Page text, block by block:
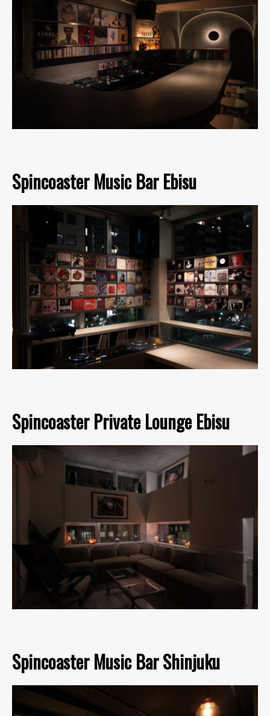
Spincoaster Music Bar Ebisu
Spincoaster Private Lounge Ebisu
Spincoaster Music Bar Shinjuku